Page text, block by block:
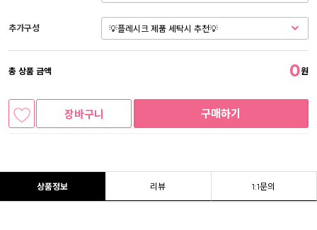
추가구성
총 상품 금액 0원
장바구니 구매하기
상품정보 리뷰 1:1문의